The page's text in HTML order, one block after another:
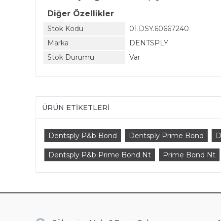
Diğer Özellikler
Stok Kodu
01.DSY.60667240
Marka
DENTSPLY
Stok Durumu
Var
ÜRÜN ETIKETLERI
Dentsply P&b Bond Dentsply Prime Bond
Dentsply P&b Prime Bond Nt Prime Bond Nt